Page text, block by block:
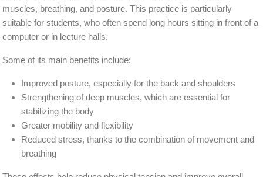
muscles, breathing, and posture. This practice is particularly
suitable for students, who often spend long hours sitting in front of a
computer or in lecture halls.
Some of its main benefits include:
Improved posture, especially for the back and shoulders
Strengthening of deep muscles, which are essential for
stabilizing the body
Greater mobility and flexibility
Reduced stress, thanks to the combination of movement and
breathing